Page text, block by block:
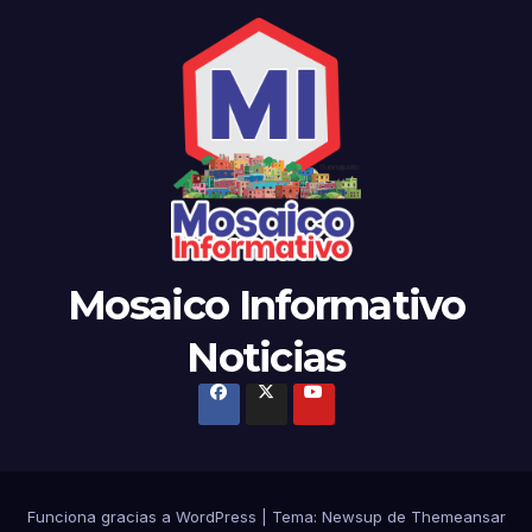
Mosaico Informativo
Noticias
Funciona gracias a WordPress Tema: Newsup de Themeansar